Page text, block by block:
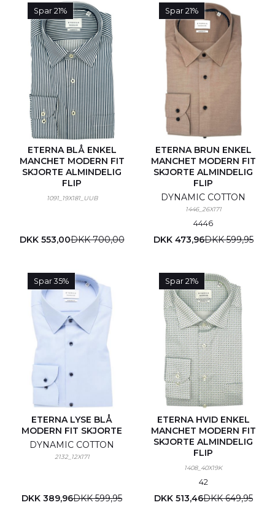
Spar 21%
ETERNA BLÅ ENKEL
MANCHET MODERN FIT
SKJORTE ALMINDELIG
FLIP
1091_19X181_UUB
DKK 553,00DKK 700,00
Spar 21%
ETERNA BRUN ENKEL
MANCHET MODERN FIT
SKJORTE ALMINDELIG
FLIP
DYNAMIC COTTON
1446_26X171
4446
DKK 473,96DKK 599,95
Spar 35%
ETERNA LYSE BLÅ
MODERN FIT SKJORTE
DYNAMIC COTTON
2132_12X171
DKK 389,96DKK 599,95
Spar 21%
ETERNA HVID ENKEL
MANCHET MODERN FIT
SKJORTE ALMINDELIG
FLIP
1408_40X19K
42
DKK 513,46DKK 649,95